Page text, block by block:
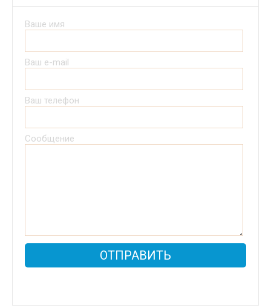
Ваше имя
Ваш e-mail
Ваш телефон
Сообщение